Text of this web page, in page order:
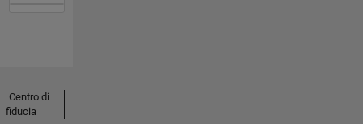
Centro di
fiducia